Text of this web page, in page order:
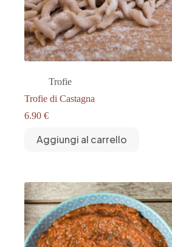
Trofie
Trofie di Castagna
6.90 €
Aggiungi al carrello